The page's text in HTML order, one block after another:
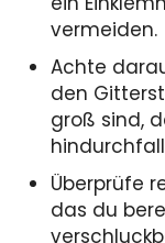
vermeiden.
Achte
den
groß sind,
Überprüfe
das du